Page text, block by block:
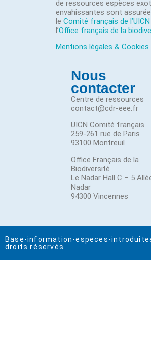
de ressources espèces
envahissantes sont
le Comité français de l’UICN
l’Office français de la
Mentions légales & Cookies
Nous
contacter
Centre de ressources
contact@cdr-eee.fr
UICN Comité français
259-261 rue de Paris
93100 Montreuil
Office Français de la
Biodiversité
Le Nadar Hall C – 5
Nadar
94300 Vincennes
Base-information-especes-
droits réservés